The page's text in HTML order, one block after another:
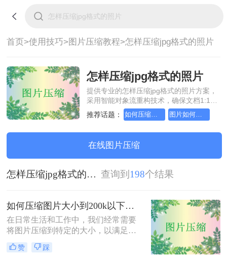
首页>使用技巧>图片压缩教程>怎样压缩jpg格式的照片
怎样压缩jpg格式的照片
提供专业的怎样压缩jpg格式的照片方案，
采用智能对象流重构技术，确保文档1:1高
保真还原且排版不乱码。支持一键批量处
理，全链路 SSL 加密保障隐私安全。助您
装，高效办公。
推荐话题： 如何压缩图片大小到200k以下 图片如何压缩到200k以下
在线图片压缩
怎样压缩jpg格式的照片 查询到 198个结果
如何压缩图片大小到200k以下？这二个实用方法分享给你！
在日常生活和工作中，我们经常需要
将图片压缩到特定的大小，以满足上
传、发送或存储的需求。特别是当需
要将图片大小压缩到200K以下时，掌
赞 踩